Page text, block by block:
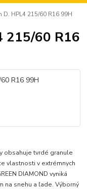
D. HPL4 215/60 R16 99H
215/60 R16
obsahuje tvrdé granule
vlastnosti v extrémnych
DIAMOND vyniká
na snehu a ľade. Výborný